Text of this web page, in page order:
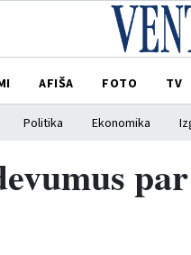
AFIŠA FOTO TV
Politika Ekonomika